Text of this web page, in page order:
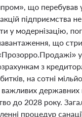
що перебував
підприємства
у модернізацію,
що
у
з
на сотні
важливих державних
до 2028 року.
процедур